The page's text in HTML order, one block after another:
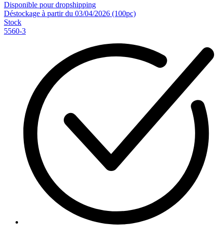
Disponible pour dropshipping
Déstockage à partir du 03/04/2026 (100pc)
Stock
5560-3